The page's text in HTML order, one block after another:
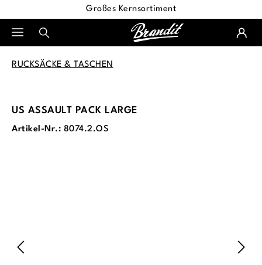
Großes Kernsortiment
RUCKSÄCKE & TASCHEN
US ASSAULT PACK LARGE
Artikel-Nr.: 8074.2.OS